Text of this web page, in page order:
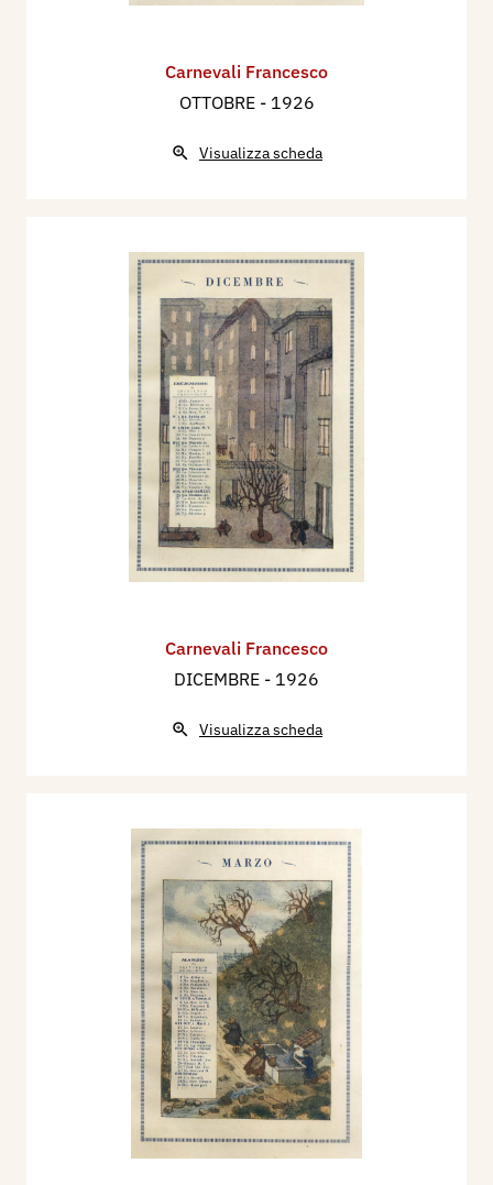
Carnevali Francesco
OTTOBRE - 1926
Visualizza scheda
Carnevali Francesco
DICEMBRE - 1926
Visualizza scheda